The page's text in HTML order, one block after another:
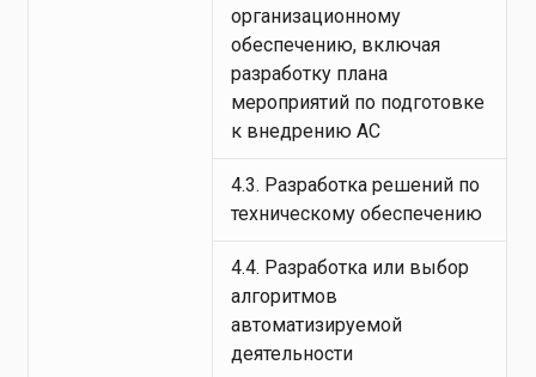
организационному
обеспечению, включая
разработку плана
мероприятий по подготовке
к внедрению АС
4.3. Разработка решений по
техническому обеспечению
4.4. Разработка или выбор
алгоритмов
автоматизируемой
деятельности